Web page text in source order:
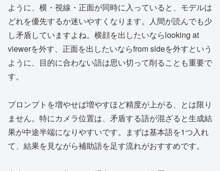
ように、横・視線・正面が同時に入っていると、モデルは
どれを優先するか迷いやすくなります。人間が読んでも少
し矛盾していますよね。横顔を出したいならlooking at
viewerを外す、正面を出したいならfrom sideを外すという
ように、目的に合わない語は思い切って削ることも重要で
す。
プロンプトを増やせば増やすほど精度が上がる、とは限り
ません。特にカメラ位置は、矛盾する語が混ざると生成結
果が中途半端になりやすいです。まずは基本語を1つ入れ
て、結果を見ながら補助語を足す流れがおすすめです。